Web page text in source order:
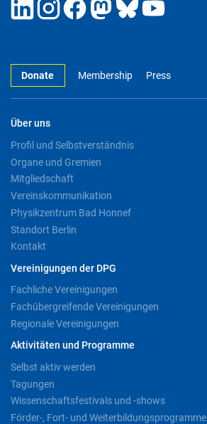
Donate Membership Press
Über uns
Profil und Selbstverständnis
Organe und Gremien
Mitgliedschaft
Vereinskommunikation
Physikzentrum Bad Honnef
Standort Berlin
Kontakt
Vereinigungen der DPG
Fachliche Vereinigungen
Fachübergreifende Vereinigungen
Regionale Vereinigungen
Aktivitäten und Programme
Selbst aktiv werden
Tagungen
Wissenschaftsfestivals und -shows
Förder-, Fort- und Weiterbildungsprogramme